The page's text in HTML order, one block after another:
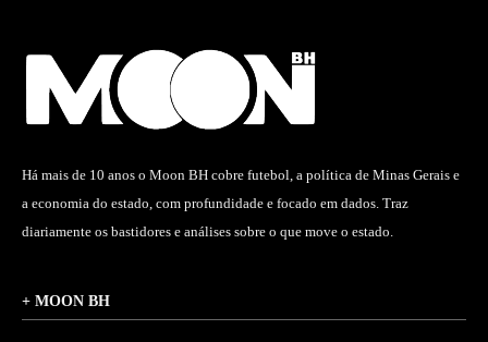
Há mais de 10 anos o Moon BH cobre futebol, a política de Minas Gerais e
a economia do estado, com profundidade e focado em dados. Traz
diariamente os bastidores e análises sobre o que move o estado.
+ MOON BH